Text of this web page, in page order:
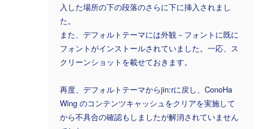
入した場所の下の段落のさらに下に挿入されまし
た。
また、デフォルトテーマには外観－フォントに既に
フォントがインストールされていました。一応、ス
クリーンショットを載せておきます。
再度、デフォルトテーマからjin:rに戻し、ConoHa
Wing のコンテンツキャッシュをクリアを実施して
から不具合の確認もしましたが解消されていません